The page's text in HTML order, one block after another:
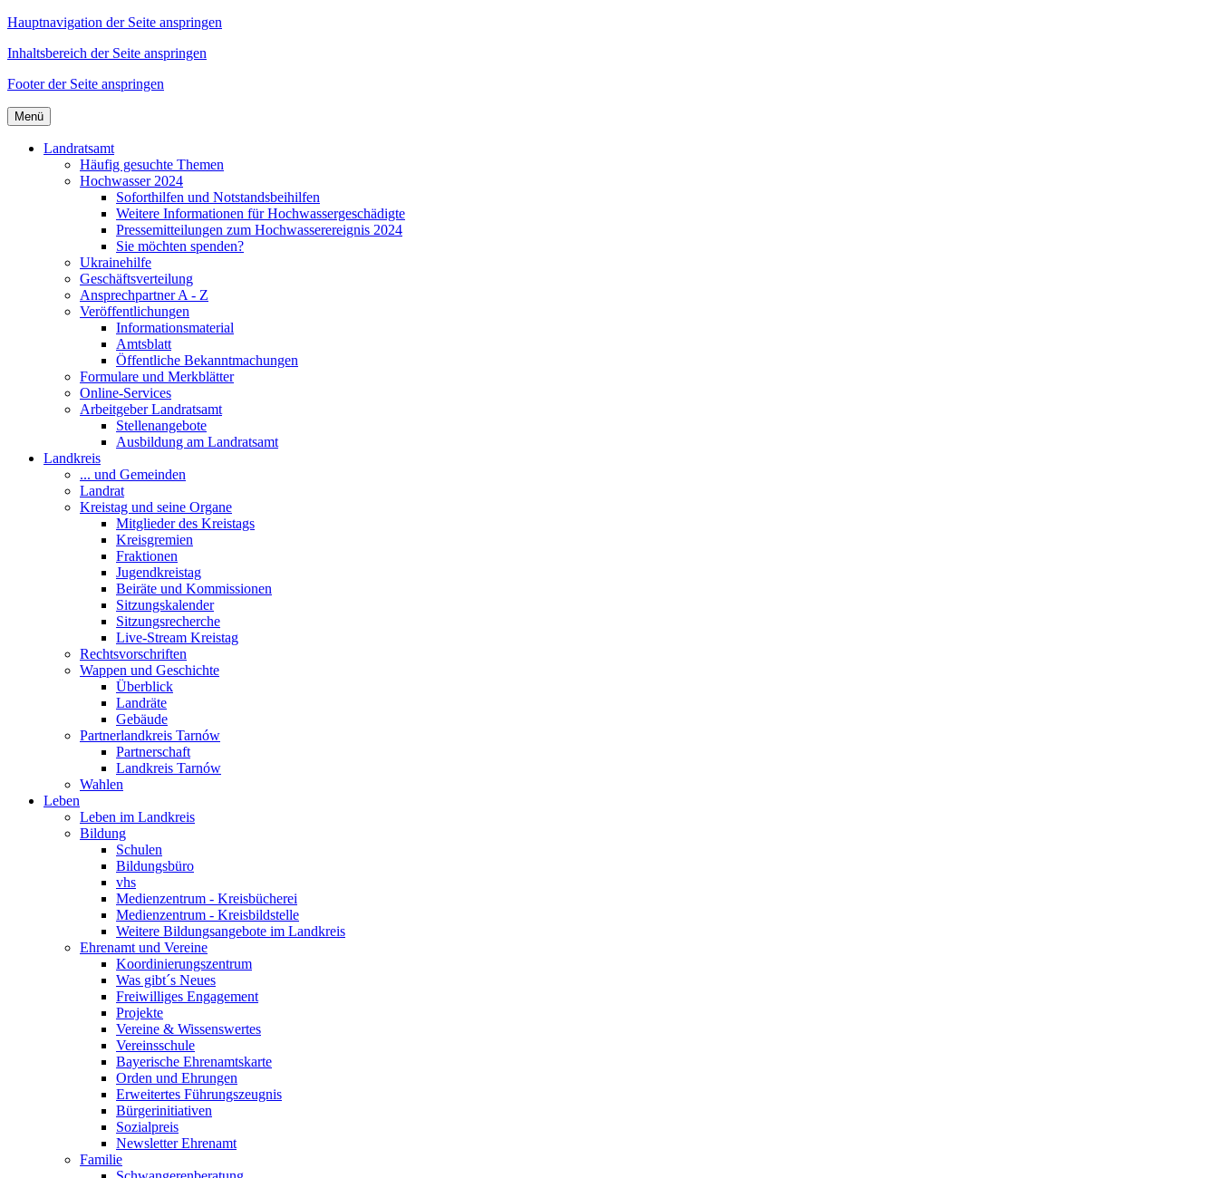
Hauptnavigation der Seite anspringen
Inhaltsbereich der Seite anspringen
Footer der Seite anspringen
Menü
Landratsamt
Häufig gesuchte Themen
Hochwasser 2024
Soforthilfen und Notstandsbeihilfen
Weitere Informationen für Hochwassergeschädigte
Pressemitteilungen zum Hochwasserereignis 2024
Sie möchten spenden?
Ukrainehilfe
Geschäftsverteilung
Ansprechpartner A - Z
Veröffentlichungen
Informationsmaterial
Amtsblatt
Öffentliche Bekanntmachungen
Formulare und Merkblätter
Online-Services
Arbeitgeber Landratsamt
Stellenangebote
Ausbildung am Landratsamt
Landkreis
... und Gemeinden
Landrat
Kreistag und seine Organe
Mitglieder des Kreistags
Kreisgremien
Fraktionen
Jugendkreistag
Beiräte und Kommissionen
Sitzungskalender
Sitzungsrecherche
Live-Stream Kreistag
Rechtsvorschriften
Wappen und Geschichte
Überblick
Landräte
Gebäude
Partnerlandkreis Tarnów
Partnerschaft
Landkreis Tarnów
Wahlen
Leben
Leben im Landkreis
Bildung
Schulen
Bildungsbüro
vhs
Medienzentrum - Kreisbücherei
Medienzentrum - Kreisbildstelle
Weitere Bildungsangebote im Landkreis
Ehrenamt und Vereine
Koordinierungszentrum
Was gibt´s Neues
Freiwilliges Engagement
Projekte
Vereine & Wissenswertes
Vereinsschule
Bayerische Ehrenamtskarte
Orden und Ehrungen
Erweitertes Führungszeugnis
Bürgerinitiativen
Sozialpreis
Newsletter Ehrenamt
Familie